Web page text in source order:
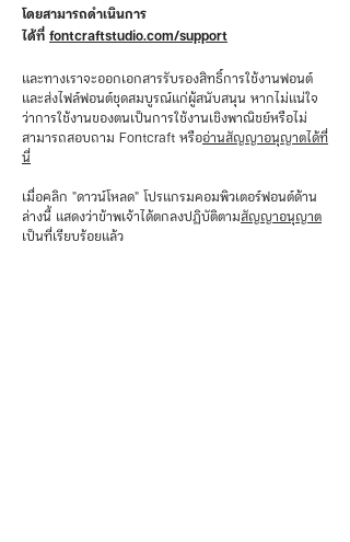
โดยสามารถดำเนินการ
ได้ที่ fontcraftstudio.com/support
และทางเราจะออกเอกสารรับรองสิทธิ์การใช้งานฟอนต์
และส่งไฟล์ฟอนต์ชุดสมบูรณ์แก่ผู้สนับสนุน หากไม่แน่ใจ
ว่าการใช้งานของตนเป็นการใช้งานเชิงพาณิชย์หรือไม่
สามารถสอบถาม Fontcraft หรืออ่านสัญญาอนุญาตได้ที่
นี่
เมื่อคลิก "ดาวน์โหลด" โปรแกรมคอมพิวเตอร์ฟอนต์ด้าน
ล่างนี้ แสดงว่าข้าพเจ้าได้ตกลงปฏิบัติตามสัญญาอนุญาต
เป็นที่เรียบร้อยแล้ว